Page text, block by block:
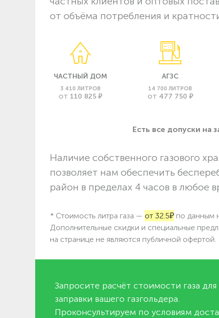
от объёма потребления и
ЧАСТНЫЙ ДОМ
3 410 ЛИТРОВ
ОТ 110 825 ₽
АГЗС
14 700 ЛИТРОВ
ОТ 477 750 ₽
Есть все допуски нa
Наличие собственного газового
позволяет нам обеспечить
район в пределах 4 часов в любое
* Стоимость литра газа — от 32.5₽ по данным
Дополнительные скидки и специальные
на странице не являются публичной офертой.
Запросите расчёт стоимости газа для
заправки вашего газгольдера.
Проконсультируем по условиям